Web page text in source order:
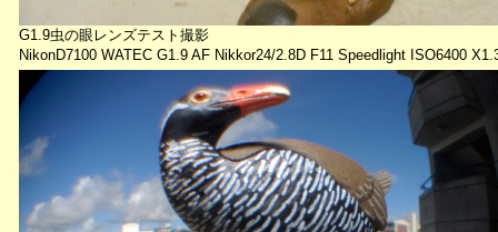
G1.9虫の眼レンズテスト撮影
NikonD7100 WATEC G1.9 AF Nikkor24/2.8D F11 Speedlight ISO6400